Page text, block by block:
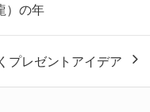
）の年
プレゼントアイデア